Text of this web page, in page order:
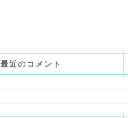
最近のコメント